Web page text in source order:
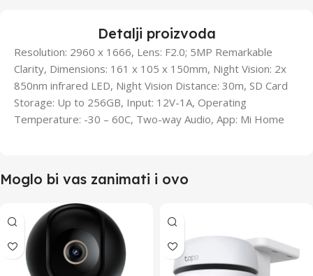
Detalji proizvoda
Resolution: 2960 x 1666, Lens: F2.0; 5MP Remarkable
Clarity, Dimensions: 161 x 105 x 150mm, Night Vision: 2x
850nm infrared LED, Night Vision Distance: 30m, SD Card
Storage: Up to 256GB, Input: 12V-1A, Operating
Temperature: -30 – 60C, Two-way Audio, App: Mi Home
Moglo bi vas zanimati i ovo